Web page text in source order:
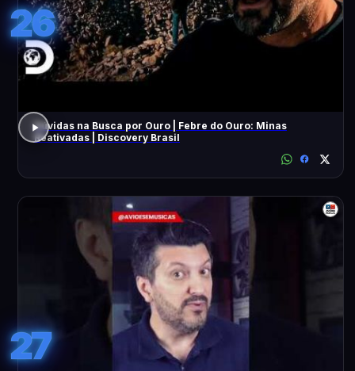
26
Dúvidas na Busca por Ouro | Febre do Ouro: Minas
Reativadas | Discovery Brasil
27